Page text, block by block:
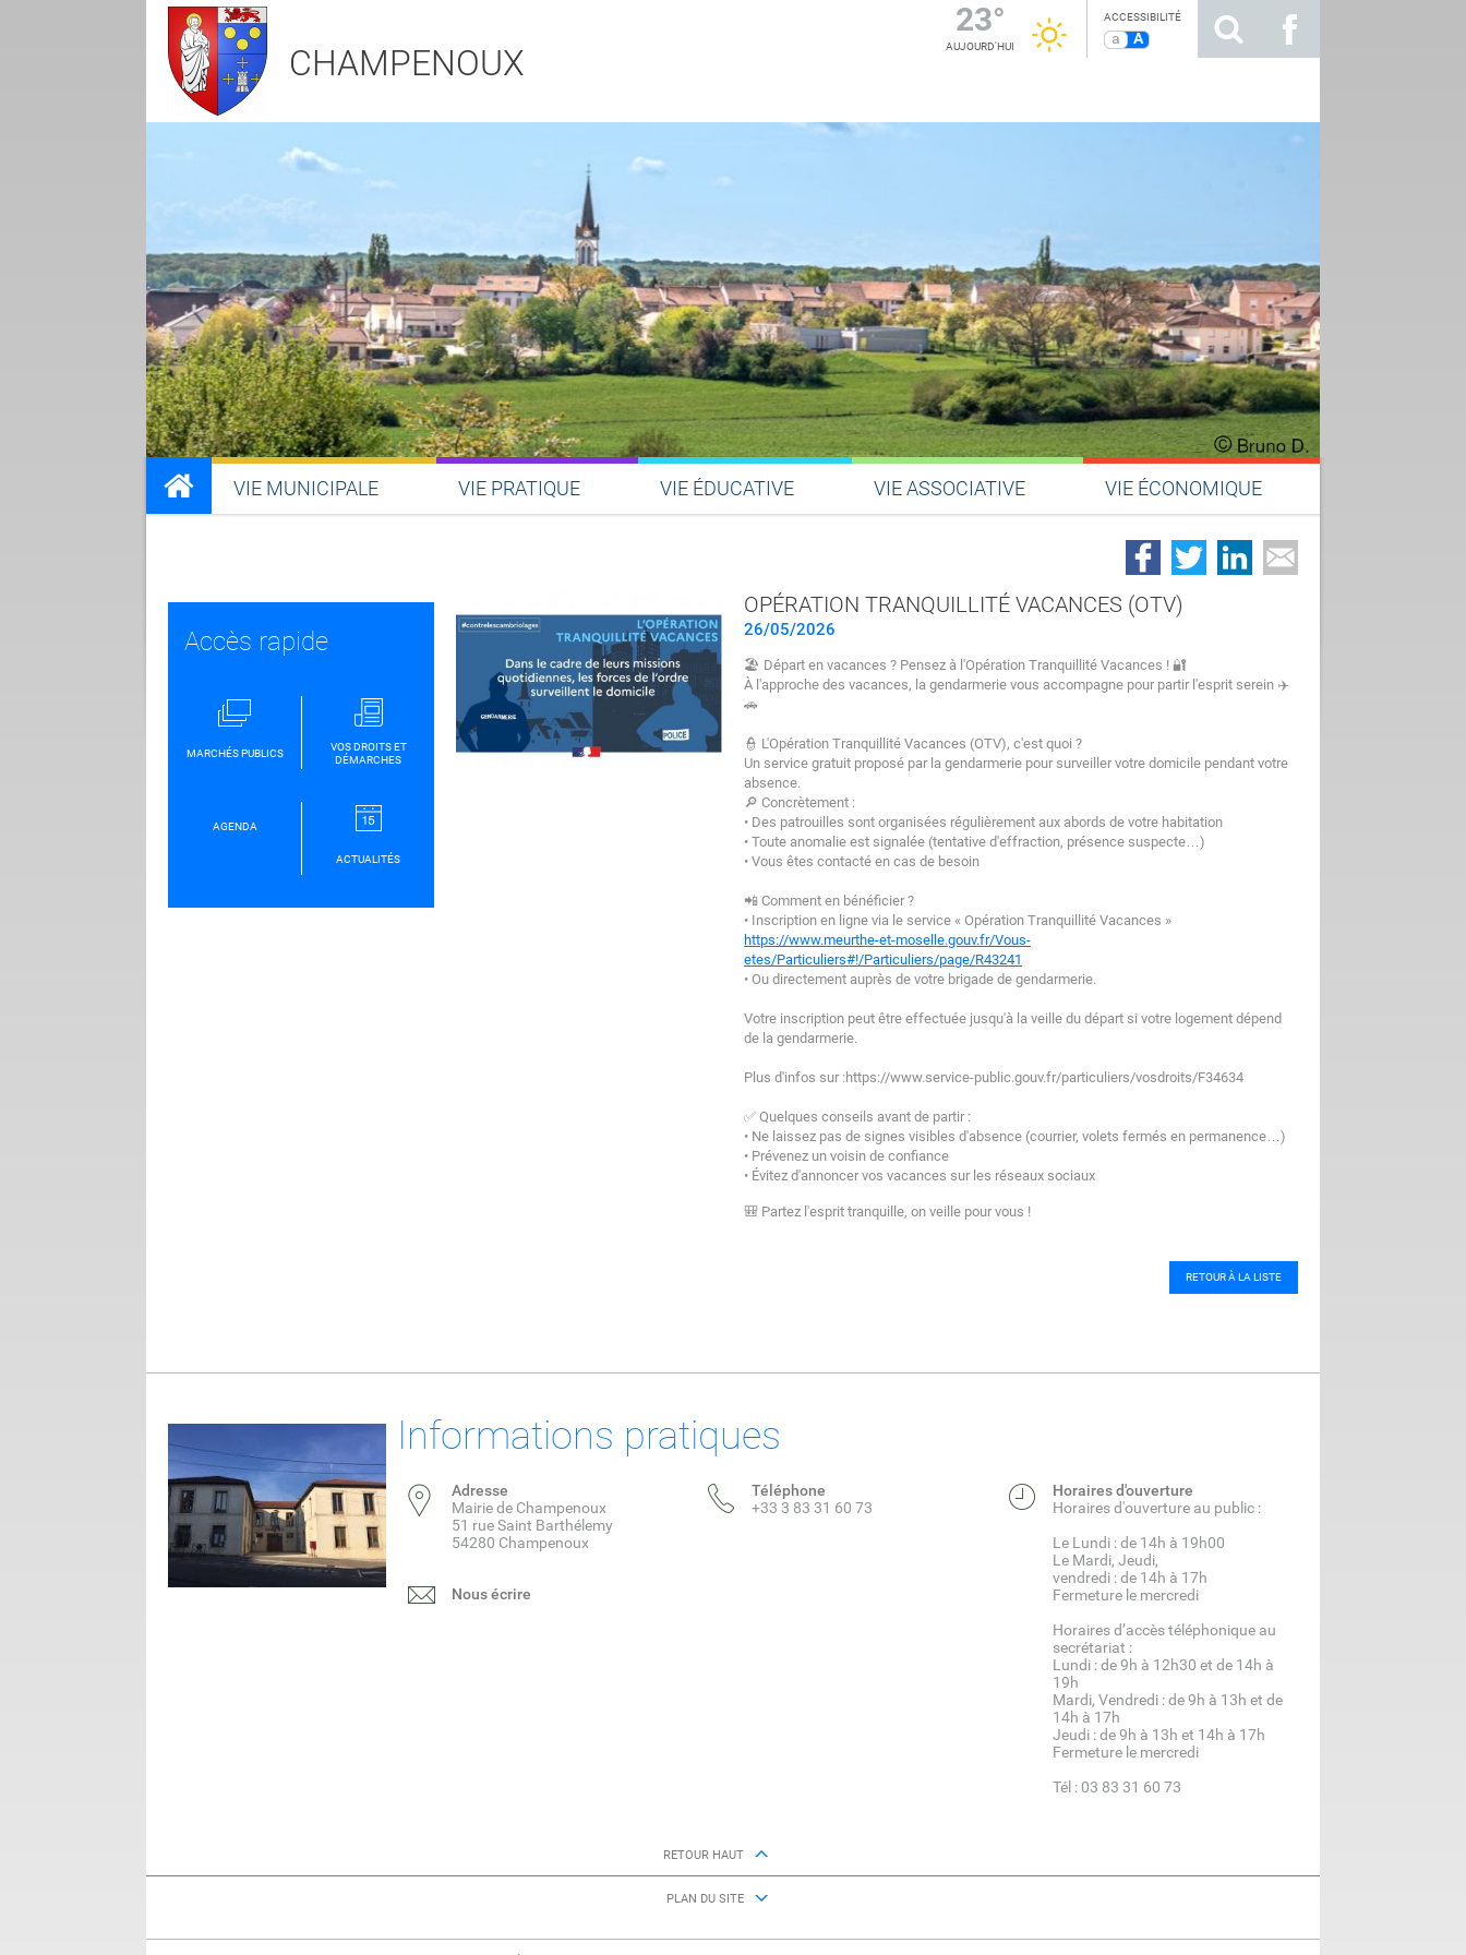
23°
AUJOURD'HUI
ACCESSIBILITÉ
a A
CHAMPENOUX
VIE MUNICIPALE VIE PRATIQUE VIE ÉDUCATIVE VIE ASSOCIATIVE VIE ÉCONOMIQUE
OPÉRATION TRANQUILLITÉ VACANCES (OTV)
26/05/2026
🏖️ Départ en vacances ? Pensez à l'Opération Tranquillité Vacances ! 🔐
À l'approche des vacances, la gendarmerie vous accompagne pour partir l'esprit serein ✈️
🚗
👮 L'Opération Tranquillité Vacances (OTV), c'est quoi ?
Un service gratuit proposé par la gendarmerie pour surveiller votre domicile pendant votre
absence.
🔎 Concrètement :
• Des patrouilles sont organisées régulièrement aux abords de votre habitation
• Toute anomalie est signalée (tentative d'effraction, présence suspecte…)
• Vous êtes contacté en cas de besoin
📲 Comment en bénéficier ?
• Inscription en ligne via le service « Opération Tranquillité Vacances »
https://www.meurthe-et-moselle.gouv.fr/Vous-
etes/Particuliers#!/Particuliers/page/R43241
• Ou directement auprès de votre brigade de gendarmerie.
Votre inscription peut être effectuée jusqu'à la veille du départ si votre logement dépend
de la gendarmerie.
Plus d'infos sur :https://www.service-public.gouv.fr/particuliers/vosdroits/F34634
✅ Quelques conseils avant de partir :
• Ne laissez pas de signes visibles d'absence (courrier, volets fermés en permanence…)
• Prévenez un voisin de confiance
• Évitez d'annoncer vos vacances sur les réseaux sociaux
🎒 Partez l'esprit tranquille, on veille pour vous !
RETOUR À LA LISTE
Accès rapide
MARCHÉS PUBLICS
VOS DROITS ET
DÉMARCHES
AGENDA
ACTUALITÉS
Informations pratiques
Adresse
Mairie de Champenoux
51 rue Saint Barthélemy
54280 Champenoux
Nous écrire
Téléphone
+33 3 83 31 60 73
Horaires d'ouverture
Horaires d'ouverture au public :
Le Lundi : de 14h à 19h00
Le Mardi, Jeudi,
vendredi : de 14h à 17h
Fermeture le mercredi
Horaires d’accès téléphonique au
secrétariat :
Lundi : de 9h à 12h30 et de 14h à
19h
Mardi, Vendredi : de 9h à 13h et de
14h à 17h
Jeudi : de 9h à 13h et 14h à 17h
Fermeture le mercredi
Tél : 03 83 31 60 73
RETOUR HAUT
PLAN DU SITE